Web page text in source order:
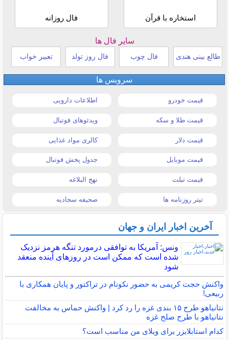
استخاره با قرآن فال روزانه
سایر فال ها
طالع بینی هندی فال چوب فال روز تولد تعبیر خواب
سرویس ها
قیمت خودرو اطلاعات دارویی
قیمت طلا و سکه ویدئوهای فوتبال
قیمت دلار کالری مواد غذایی
قیمت موبایل جدول پخش فوتبال
قیمت تبلت نهج البلاغه
تیتر روزنامه ها صحیفه سجادیه
آخرین اخبار ایران و جهان
ونس: آمریکا به توافقی درمورد تنگه هرمز نزدیک
شده است که ممکن است در روزهای آینده منعقد
شود
واکنش حجت کریمی به حضور نکونام در تراکتور و پایان همکاری با
ربیعی!
نتانیاهو طرح ۱۵ بندی غزه را رد کرد | واکنش حماس به مخالفت
نتانیاهو با طرح صلح غزه
کدام استابلایزر برای ویلای من مناسب است؟